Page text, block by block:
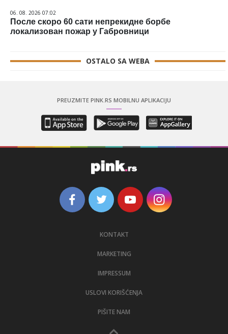
06. 08. 2026 07:02
После скоро 60 сати непрекидне борбе
локализован пожар у Габровници
OSTALO SA WEBA
PREUZMITE PINK.RS MOBILNU APLIKACIJU
KONTAKT
MARKETING
IMPRESSUM
USLOVI KORIŠĆENJA
PIŠITE NAM